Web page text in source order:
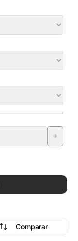
+
Comparar